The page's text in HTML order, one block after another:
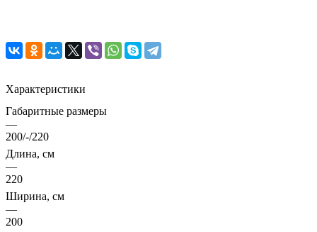
Характеристики
Габаритные размеры
—
200/-/220
Длина, см
—
220
Ширина, см
—
200